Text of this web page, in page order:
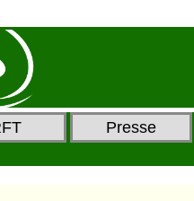
Presse